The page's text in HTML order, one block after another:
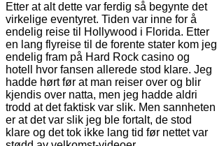
Etter at alt dette var ferdig så begynte det
virkelige eventyret. Tiden var inne for å
endelig reise til Hollywood i Florida. Etter
en lang flyreise til de forente stater kom jeg
endelig fram på Hard Rock casino og
hotell hvor fansen allerede stod klare. Jeg
hadde hørt før at man reiser over og blir
kjendis over natta, men jeg hadde aldri
trodd at det faktisk var slik. Men sannheten
er at det var slik jeg ble fortalt, de stod
klare og det tok ikke lang tid før nettet var